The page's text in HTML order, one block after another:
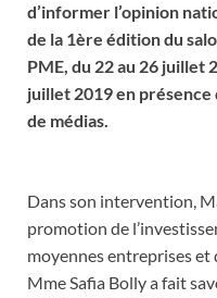
d’informer l’opinion
de la 1ère édition du
PME, du 22 au 26 juillet
juillet 2019 en présence
de médias.
Dans son intervention,
promotion de
moyennes entreprises et
Mme Safia Bolly a fait